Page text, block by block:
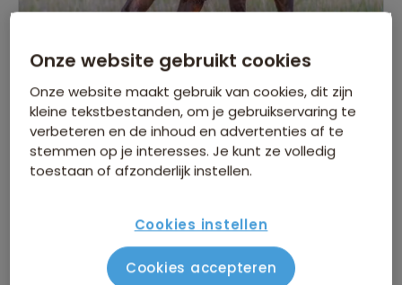
Groepsrondreis Canada West
Hoogtepunten - Hotelreis
17 dagen 7,7
71 beoordelingen
Centraal gelegen accommodaties, ook in Banff
en Canmore
Entreegelden voor alle nationale parken
Gegarandeerd vertrek op:
Onze website gebruikt cookies
Onze website maakt gebruik van cookies, dit zijn
kleine tekstbestanden, om je gebruikservaring te
verbeteren en de inhoud en advertenties af te
stemmen op je interesses. Je kunt ze volledig
toestaan of afzonderlijk instellen.
Cookies instellen
Cookies accepteren